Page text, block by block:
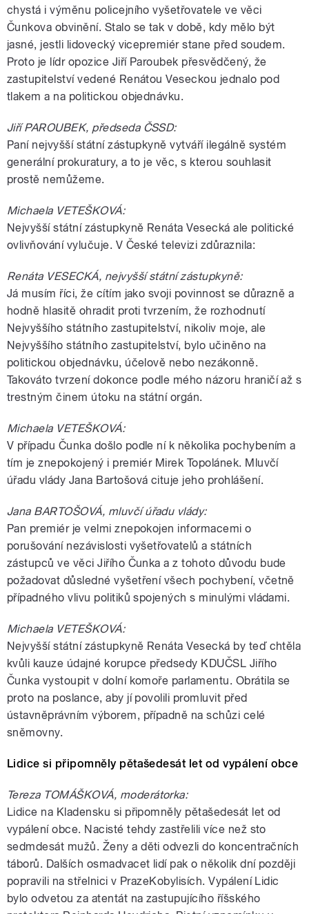
chystá i výměnu policejního vyšetřovatele ve věci
Čunkova obvinění. Stalo se tak v době, kdy mělo být
jasné, jestli lidovecký vicepremiér stane před soudem.
Proto je lídr opozice Jiří Paroubek přesvědčený, že
zastupitelství vedené Renátou Veseckou jednalo pod
tlakem a na politickou objednávku.
Jiří PAROUBEK, předseda ČSSD:
Paní nejvyšší státní zástupkyně vytváří ilegálně systém
generální prokuratury, a to je věc, s kterou souhlasit
prostě nemůžeme.
Michaela VETEŠKOVÁ:
Nejvyšší státní zástupkyně Renáta Vesecká ale politické
ovlivňování vylučuje. V České televizi zdůraznila:
Renáta VESECKÁ, nejvyšší státní zástupkyně:
Já musím říci, že cítím jako svoji povinnost se důrazně a
hodně hlasitě ohradit proti tvrzením, že rozhodnutí
Nejvyššího státního zastupitelství, nikoliv moje, ale
Nejvyššího státního zastupitelství, bylo učiněno na
politickou objednávku, účelově nebo nezákonně.
Takováto tvrzení dokonce podle mého názoru hraničí až s
trestným činem útoku na státní orgán.
Michaela VETEŠKOVÁ:
V případu Čunka došlo podle ní k několika pochybením a
tím je znepokojený i premiér Mirek Topolánek. Mluvčí
úřadu vlády Jana Bartošová cituje jeho prohlášení.
Jana BARTOŠOVÁ, mluvčí úřadu vlády:
Pan premiér je velmi znepokojen informacemi o
porušování nezávislosti vyšetřovatelů a státních
zástupců ve věci Jiřího Čunka a z tohoto důvodu bude
požadovat důsledné vyšetření všech pochybení, včetně
případného vlivu politiků spojených s minulými vládami.
Michaela VETEŠKOVÁ:
Nejvyšší státní zástupkyně Renáta Vesecká by teď chtěla
kvůli kauze údajné korupce předsedy KDUČSL Jiřího
Čunka vystoupit v dolní komoře parlamentu. Obrátila se
proto na poslance, aby jí povolili promluvit před
ústavněprávním výborem, případně na schůzi celé
sněmovny.
Lidice si připomněly pětašedesát let od vypálení obce
Tereza TOMÁŠKOVÁ, moderátorka:
Lidice na Kladensku si připomněly pětašedesát let od
vypálení obce. Nacisté tehdy zastřelili více než sto
sedmdesát mužů. Ženy a děti odvezli do koncentračních
táborů. Dalších osmadvacet lidí pak o několik dní později
popravili na střelnici v PrazeKobylisích. Vypálení Lidic
bylo odvetou za atentát na zastupujícího říšského